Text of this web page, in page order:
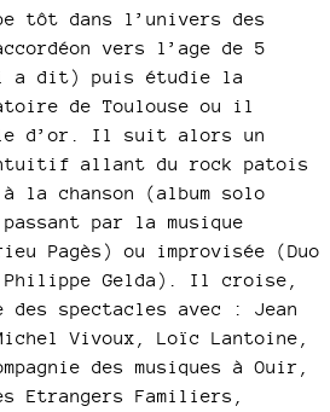
tôt dans l’univers des
vers l’age de 5
a dit) puis étudie la
de Toulouse ou il
d’or. Il suit alors un
allant du rock patois
la chanson (album solo
par la musique
Pagès) ou improvisée (Duo
Philippe Gelda). Il croise,
des spectacles avec : Jean
Vivoux, Loïc Lantoine,
des musiques à Ouir,
Etrangers Familiers,